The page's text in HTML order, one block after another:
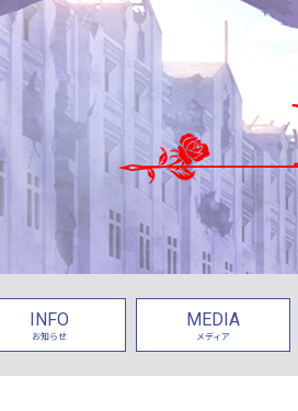
INFO
お知らせ
MEDIA
メディア